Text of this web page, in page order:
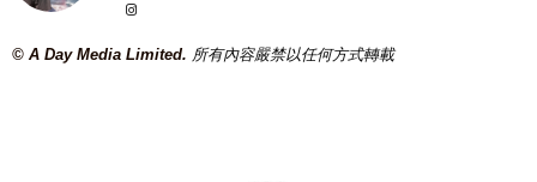
© A Day Media Limited. 所有內容嚴禁以任何方式轉載